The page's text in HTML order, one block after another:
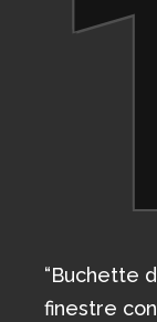
“Buchette
finestre